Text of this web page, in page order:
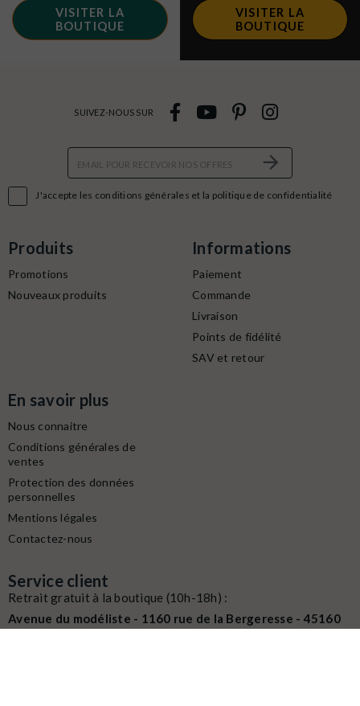
VISITER LA
BOUTIQUE
VISITER LA
BOUTIQUE
J'accepte les conditions générales et la politique de confidentialité
SUIVEZ-NOUS SUR
Produits
Promotions
Nouveaux produits
Informations
Paiement
Commande
Livraison
Points de fidélité
SAV et retour
En savoir plus
Nous connaitre
Conditions générales de
ventes
Protection des données
personnelles
Mentions légales
Contactez-nous
Service client
Retrait gratuit à la boutique (10h-18h) :
Avenue du modéliste - 1160 rue de la Bergeresse - 45160
Olivet